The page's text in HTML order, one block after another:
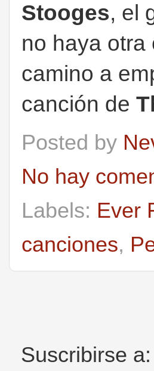
Stooges, el
no haya otra
camino a
canción de
Posted by
No hay
Labels: Ever
canciones,
Suscribirse a: